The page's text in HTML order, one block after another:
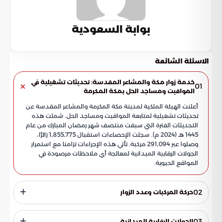
بوابة السعودية
الاسئلة الشائعة
01خدمة زوار مكة والمشاعر المقدسة: تحديثات تشغيلية في
المواقيت ومساجد الحل بمكة المكرمة
أعلنت الهيئة الملكية لمدينة مكة المكرمة والمشاعر المقدسة عن
تحديثات تشغيلية لمتابعة المواقيت ومساجد الحل. شملت هذه
التحديثات الفترة التي سبقت منتصف شهر رمضان المبارك من عام
1445 هـ (2024 م). سجلت الإحصاءات استقبال 1,855,775 زائرًا،
وصلوا عبر 291,094 مركبة. تأتي هذه الإجراءات تزامنا مع استمرار
الجولات الرقابية الميدانية لمعالجة أي ملاحظات مرصودة في
المواقع الحيوية.
02حركة المركبات وعدد الزوار